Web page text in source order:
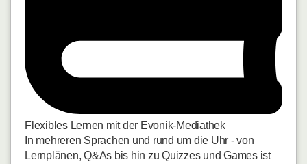
Flexibles Lernen mit der Evonik-Mediathek
In mehreren Sprachen und rund um die Uhr - von
Lernplänen, Q&As bis hin zu Quizzes und Games ist